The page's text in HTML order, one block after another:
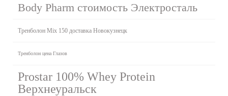
Body Pharm стоимость Электросталь
Тренболон Mix 150 доставка Новокузнецк
Тренболон цена Глазов
Prostar 100% Whey Protein
Верхнеуральск